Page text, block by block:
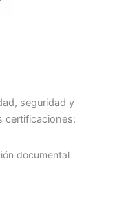
seguridad y
certificaciones:
documental